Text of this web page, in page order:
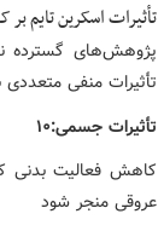
تأثیرات اسکرین تایم
پژوهش‌های گسترده
تأثیرات منفی
تأثیرات جسمی:10
کاهش فعالیت بدنی
عروقی منجر شود